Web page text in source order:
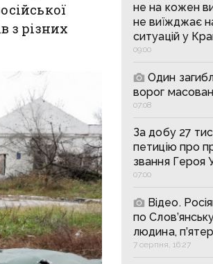
з різних
не на кожен
не виїжджає
ситуацій у
09:00
Один
ворог
07:08
За добу 27
петицію про
звання Героя
07:00
Відео.
по
людина,
7 серпня, 16:27